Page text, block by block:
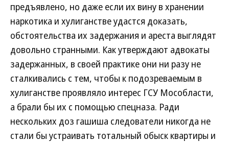
предъявлено, но даже если их вину в хранении
наркотика и хулиганстве удастся доказать,
обстоятельства их задержания и ареста выглядят
довольно странными. Как утверждают адвокаты
задержанных, в своей практике они ни разу не
сталкивались с тем, чтобы к подозреваемым в
хулиганстве проявляло интерес ГСУ Мособласти,
а брали бы их с помощью спецназа. Ради
нескольких доз гашиша следователи никогда не
стали бы устраивать тотальный обыск квартиры и